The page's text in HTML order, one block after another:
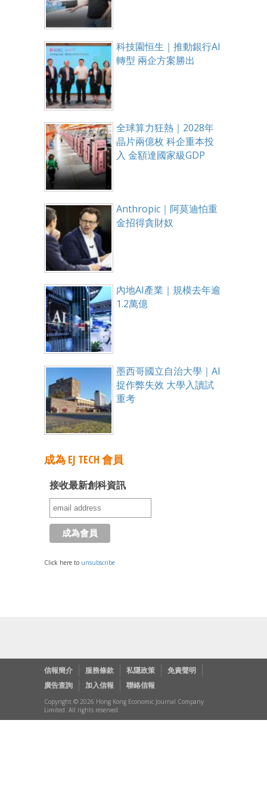
科技園恒生｜推動銀行AI
轉型 兩企方案勝出
全球算力狂熱｜2028年
晶片兩億枚 科企重本投
入 金額達國家級GDP
Anthropic｜阿莫迪怕重
金招得貪財奴
內地AI產業｜規模去年逾
1.2萬億
墨西哥國立自治大學｜AI
捉作弊失效 大學入讀試
重考
成為 EJ TECH 會員
接收最新創科資訊
Click here to unsubscribe
信報簡介 服務條款 私隱政策
免責聲明
廣告查詢
加入信報 聯絡信報
Copyright © 2026 Hong Kong Economic Journal Company
Limited. All rights reserved.